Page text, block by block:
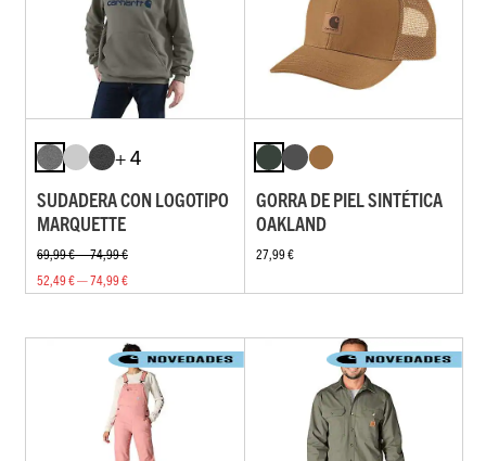
+ 4
SUDADERA CON LOGOTIPO
MARQUETTE
69,99 € — 74,99 €
52,49 € — 74,99 €
GORRA DE PIEL SINTÉTICA
OAKLAND
27,99 €